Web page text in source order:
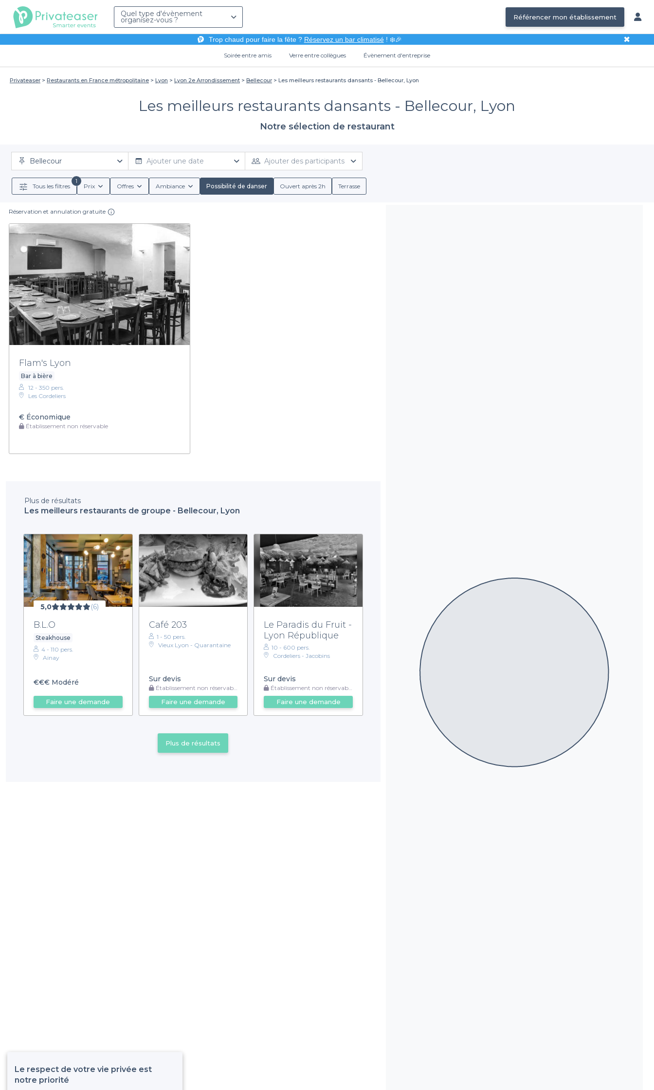
Quel type d'évènement
organisez-vous ? Référencer mon établissement
Trop chaud pour faire la fête ? Réservez un bar climatisé! ❄️🎉 ✖
Soirée entre amis Verre entre collègues Évènement d'entreprise
Privateaser Restaurants en France métropolitaine Lyon Lyon 2e Arrondissement Bellecour Les meilleurs restaurants dansants - Bellecour, Lyon
Les meilleurs restaurants dansants - Bellecour, Lyon
Notre sélection de restaurant
Bellecour Ajouter une date Ajouter des participants
Tous les filtres
1
Prix Offres Ambiance Possibilité de danser Ouvert après 2h Terrasse
Réservation et annulation gratuite
Flam's Lyon
Bar à bière
12 - 350 pers.
Les Cordeliers
€ Économique
Établissement non réservable
Plus de résultats
Les meilleurs restaurants de groupe - Bellecour, Lyon
5,0 (6)
B.L.O
Steakhouse
4 - 110 pers.
Ainay
€€€ Modéré
Faire une demande
Café 203
1 - 50 pers.
Vieux Lyon - Quarantaine
Sur devis
Établissement non réservable
Faire une demande
Le Paradis du Fruit -
Lyon République
10 - 600 pers.
Cordeliers - Jacobins
Sur devis
Établissement non réservable
Faire une demande
Plus de résultats
Le respect de votre vie privée est
notre priorité